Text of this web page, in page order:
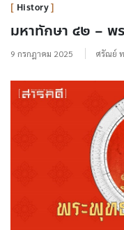
History
มหาทักษา ๔๒ – พ
9 กรกฎาคม 2025 ศรัณย์